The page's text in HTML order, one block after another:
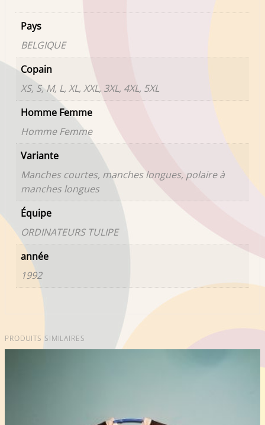
Pays
BELGIQUE
Copain
XS, S, M, L, XL, XXL, 3XL, 4XL, 5XL
Homme Femme
Homme Femme
Variante
Manches courtes, manches longues, polaire à
manches longues
Équipe
ORDINATEURS TULIPE
année
1992
PRODUITS SIMILAIRES